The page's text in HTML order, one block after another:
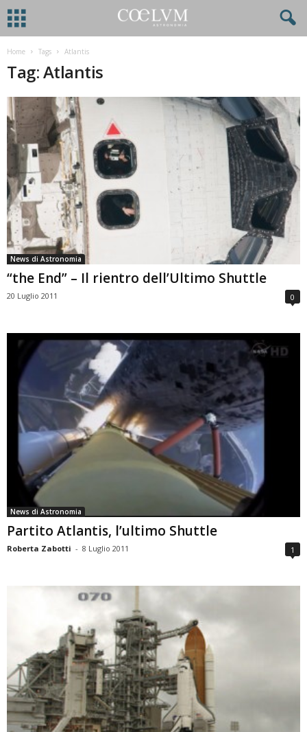
Home Tags Atlantis
Tag: Atlantis
News di Astronomia
“the End” – Il rientro dell’Ultimo Shuttle
20 Luglio 2011 0
News di Astronomia
Partito Atlantis, l’ultimo Shuttle
Roberta Zabotti - 8 Luglio 2011 1